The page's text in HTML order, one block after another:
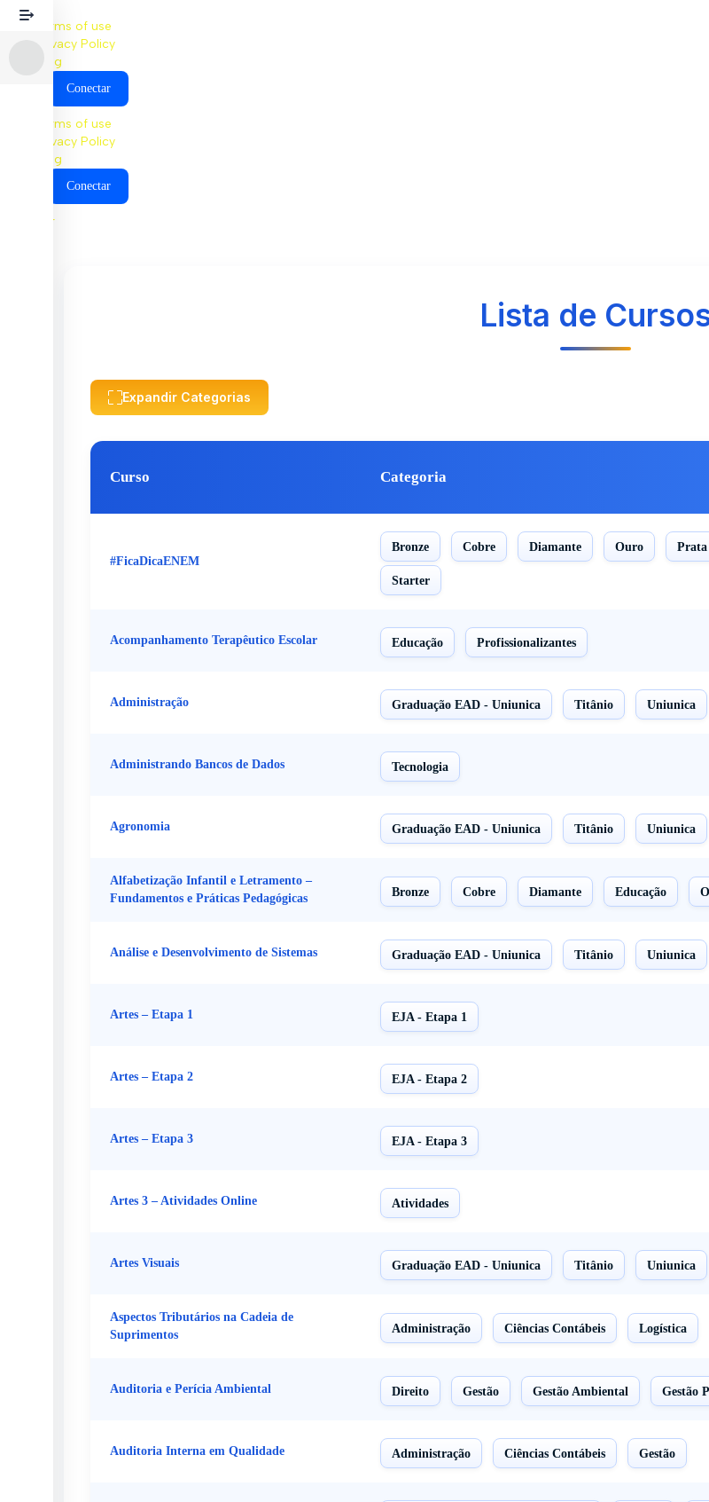
Terms of use
Privacy Policy
Blog
Conectar
Terms of use
Privacy Policy
Blog
Conectar
Conectar
Lista de
Expandir Categorias
Curso Categoria
#FicaDicaENEM
Bronze Cobre Diamante Ouro Prata
Starter
Acompanhamento Terapêutico Escolar Educação Profissionalizantes
Administração Graduação EAD - Uniunica Titânio Uniunica
Administrando Bancos de Dados Tecnologia
Agronomia Graduação EAD - Uniunica Titânio Uniunica
Alfabetização Infantil e Letramento –
Fundamentos e Práticas Pedagógicas
Bronze Cobre Diamante Educação
Análise e Desenvolvimento de Sistemas Graduação EAD - Uniunica Titânio Uniunica
Artes – Etapa 1 EJA - Etapa 1
Artes – Etapa 2 EJA - Etapa 2
Artes – Etapa 3 EJA - Etapa 3
Artes 3 – Atividades Online Atividades
Artes Visuais Graduação EAD - Uniunica Titânio Uniunica
Aspectos Tributários na Cadeia de
Suprimentos
Administração Ciências Contábeis Logística
Auditoria e Perícia Ambiental Direito Gestão Gestão Ambiental Gestão
Auditoria Interna em Qualidade Administração Ciências Contábeis Gestão